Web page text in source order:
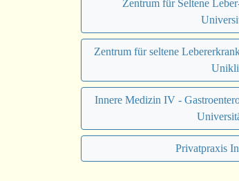
Zentrum für Seltene
Zentrum für seltene
Innere Medizin IV -
Privatpraxis